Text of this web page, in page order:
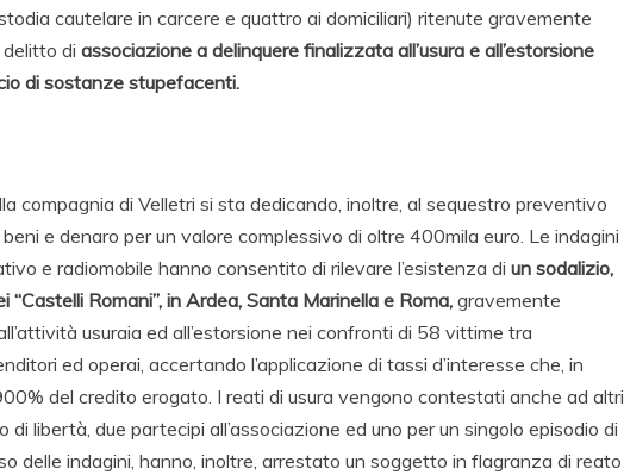
cautelare in carcere e quattro ai domiciliari) ritenute gravemente
di associazione a delinquere finalizzata all’usura e all’estorsione
di sostanze stupefacenti.
compagnia di Velletri si sta dedicando, inoltre, al sequestro preventivo
e denaro per un valore complessivo di oltre 400mila euro. Le indagini
e radiomobile hanno consentito di rilevare l’esistenza di un sodalizio,
Romani”, in Ardea, Santa Marinella e Roma, gravemente
usuraia ed all’estorsione nei confronti di 58 vittime tra
ed operai, accertando l’applicazione di tassi d’interesse che, in
del credito erogato. I reati di usura vengono contestati anche ad altri
libertà, due partecipi all’associazione ed uno per un singolo episodio di
delle indagini, hanno, inoltre, arrestato un soggetto in flagranza di reato